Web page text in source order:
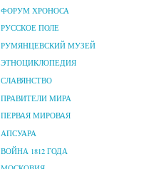
ФОРУМ ХРОНОСА
РУССКОЕ ПОЛЕ
РУМЯНЦЕВСКИЙ МУЗЕЙ
ЭТНОЦИКЛОПЕДИЯ
СЛАВЯНСТВО
ПРАВИТЕЛИ МИРА
ПЕРВАЯ МИРОВАЯ
АПСУАРА
ВОЙНА 1812 ГОДА